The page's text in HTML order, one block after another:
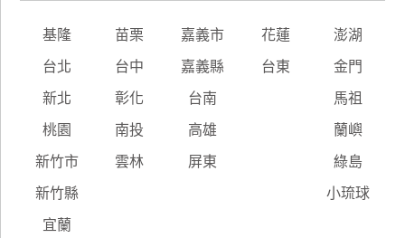
基隆 苗栗 嘉義市 花蓮 澎湖
台北 台中 嘉義縣 台東 金門
新北 彰化 台南 馬祖
桃園 南投 高雄 蘭嶼
新竹市 雲林 屏東 綠島
新竹縣 小琉球
宜蘭